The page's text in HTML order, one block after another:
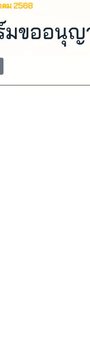
ม 2568
มขออนุ